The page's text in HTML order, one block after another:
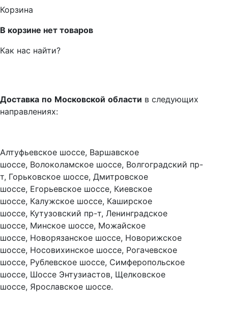
Корзина
В корзине нет товаров
Как нас найти?
Доставка по Московской области в следующих
направлениях:
Алтуфьевское шоссе, Варшавское
шоссе, Волоколамское шоссе, Волгоградский пр-
т, Горьковское шоссе, Дмитровское
шоссе, Егорьевское шоссе, Киевское
шоссе, Калужское шоссе, Каширское
шоссе, Кутузовский пр-т, Ленинградское
шоссе, Минское шоссе, Можайское
шоссе, Новорязанское шоссе, Новорижское
шоссе, Носовихинское шоссе, Рогачевское
шоссе, Рублевское шоссе, Симферопольское
шоссе, Шоссе Энтузиастов, Щелковское
шоссе, Ярославское шоссе.